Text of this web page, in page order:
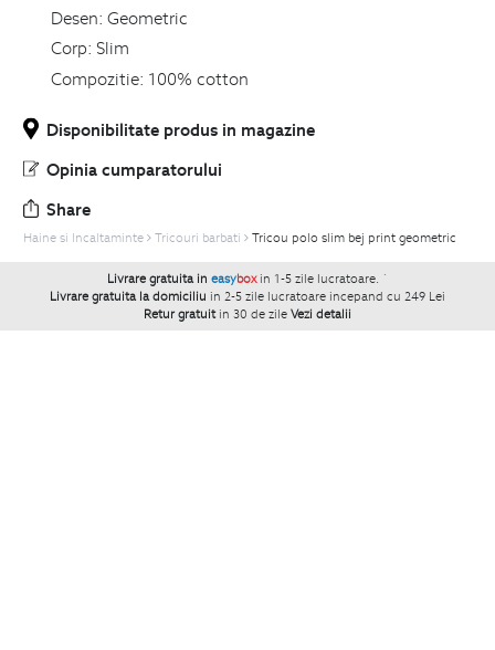
Desen: Geometric
Corp: Slim
Compozitie: 100% cotton
Disponibilitate produs in magazine
Opinia cumparatorului
Share
Haine si Incaltaminte Tricouri barbati Tricou polo slim bej print geometric
Livrare gratuita in easybox in 1-5 zile lucratoare. `
Livrare gratuita la domiciliu in 2-5 zile lucratoare incepand cu 249 Lei
Retur gratuit in 30 de zile Vezi detalii